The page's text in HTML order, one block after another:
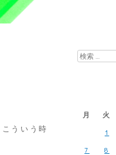
ういう時
検
月
火
1
7
8